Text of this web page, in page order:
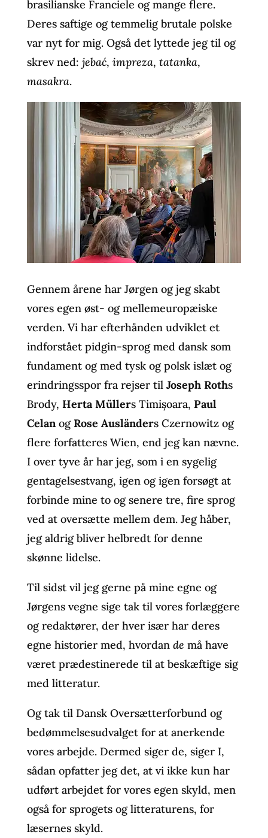
brasilianske Franciele og mange flere.
Deres saftige og temmelig brutale polske
var nyt for mig. Også det lyttede jeg til og
skrev ned: jebać, impreza, tatanka,
masakra.
Gennem årene har Jørgen og jeg skabt
vores egen øst- og mellemeuropæiske
verden. Vi har efterhånden udviklet et
indforstået pidgin-sprog med dansk som
fundament og med tysk og polsk islæt og
erindringsspor fra rejser til Joseph Roths
Brody, Herta Müllers Timișoara, Paul
CelanogRose Ausländers Czernowitz og
flere forfatteres Wien, end jeg kan nævne.
I over tyve år har jeg, som i en sygelig
gentagelsestvang, igen og igen forsøgt at
forbinde mine to og senere tre, fire sprog
ved at oversætte mellem dem. Jeg håber,
jeg aldrig bliver helbredt for denne
skønne lidelse.
Til sidst vil jeg gerne på mine egne og
Jørgens vegne sige tak til vores forlæggere
og redaktører, der hver især har deres
egne historier med, hvordan de må have
været prædestinerede til at beskæftige sig
med litteratur.
Og tak til Dansk Oversætterforbund og
bedømmelsesudvalget for at anerkende
vores arbejde. Dermed siger de, siger I,
sådan opfatter jeg det, at vi ikke kun har
udført arbejdet for vores egen skyld, men
også for sprogets og litteraturens, for
læsernes skyld.